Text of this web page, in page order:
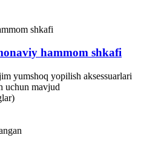
hammom shkafi
yumshoq yopilish aksessuarlari
uchun mavjud